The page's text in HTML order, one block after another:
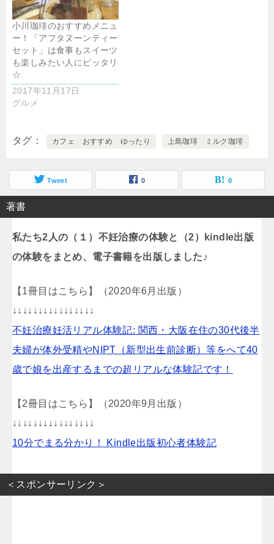
小川珈琲のおすすめメニュ
ー！「アフタヌーンティー
セット」は食事もスイーツ
も楽しみたい人にピッタリ
☆
2017年11月17日
グルメ
タグ カフェ おすすめ ゆったり 上島珈琲 ミルク珈琲
Tweet 0 0
著書
私たち2人の（１）不妊治療の体験と（2）kindle出版
の体験をまとめ、電子書籍を出版しました♪
【1冊目はこちら】（2020年6月出版）
↓↓↓↓↓↓↓↓↓↓↓↓↓↓↓↓
不妊治療妊活リアル体験記: 関西・大阪在住の30代後半
夫婦が体外受精やNIPT（新型出生前診断）等をへて40
歳で娘を出産するまでの超リアルな体験記です！
【2冊目はこちら】（2020年9月出版）
↓↓↓↓↓↓↓↓↓↓↓↓↓↓↓↓
10分でまる分かり！ Kindle出版初心者体験記
＜スポンサーリンク＞